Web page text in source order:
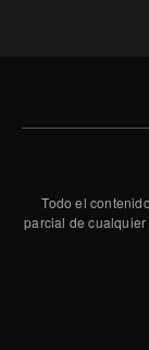
Todo el
parcial de